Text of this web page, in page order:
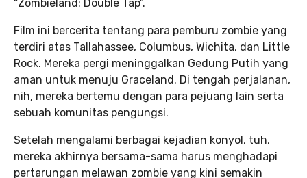
“Zombieland: Double Tap”.
Film ini bercerita tentang para pemburu zombie yang
terdiri atas Tallahassee, Columbus, Wichita, dan Little
Rock. Mereka pergi meninggalkan Gedung Putih yang
aman untuk menuju Graceland. Di tengah perjalanan,
nih, mereka bertemu dengan para pejuang lain serta
sebuah komunitas pengungsi.
Setelah mengalami berbagai kejadian konyol, tuh,
mereka akhirnya bersama-sama harus menghadapi
pertarungan melawan zombie yang kini semakin